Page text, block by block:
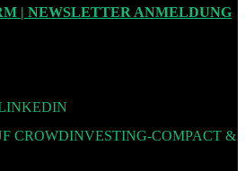
| NEWSLETTER ANMELDUNG
CROWDINVESTING-COMPACT &